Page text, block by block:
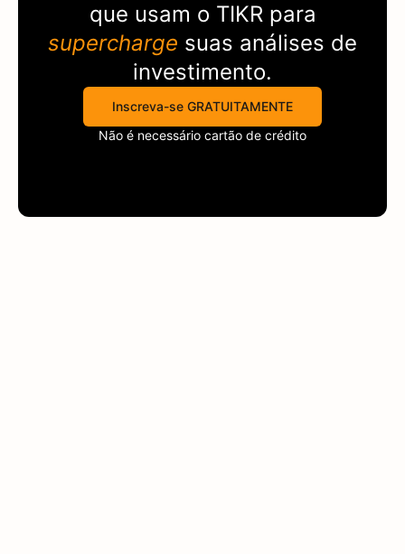
que usam o TIKRpara
supercharge suas análises de
investimento.
Inscreva-se GRATUITAMENTE
Não é necessário cartão de crédito